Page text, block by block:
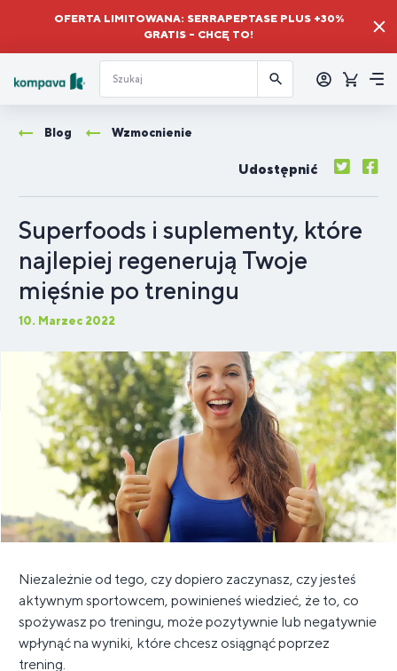
OFERTA LIMITOWANA: SERRAPEPTASE PLUS +30%
GRATIS – CHCĘ TO!
się
Koszyk
Blog Wzmocnienie
Udostępnić
Superfoods i suplementy, które
najlepiej regenerują Twoje
mięśnie po treningu
10. Marzec 2022
Niezależnie od tego, czy dopiero zaczynasz, czy jesteś
aktywnym sportowcem, powinieneś wiedzieć, że to, co
spożywasz po treningu, może pozytywnie lub negatywnie
wpłynąć na wyniki, które chcesz osiągnąć poprzez
trening.